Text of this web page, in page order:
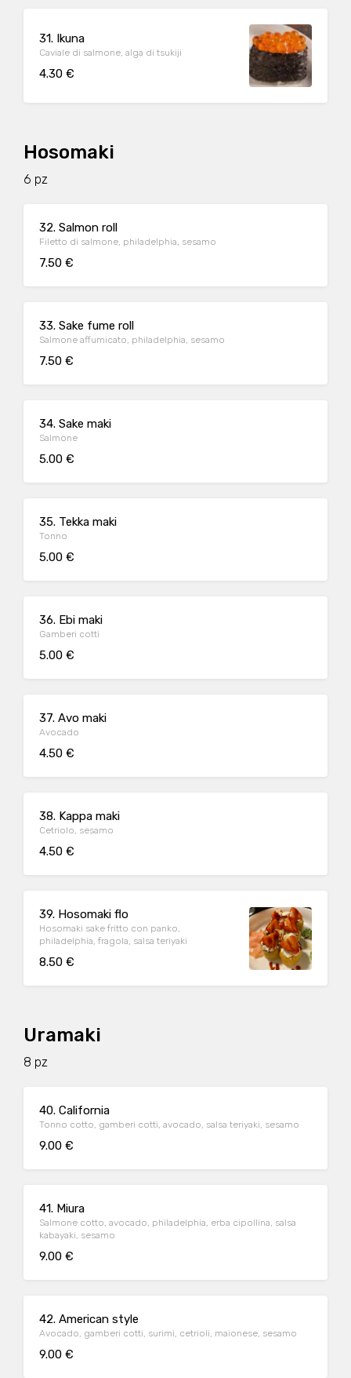
31. Ikuna
Caviale di salmone, alga di tsukiji
4.30 €
Hosomaki
6 pz
32. Salmon roll
Filetto di salmone, philadelphia, sesamo
7.50 €
33. Sake fume roll
Salmone affumicato, philadelphia, sesamo
7.50 €
34. Sake maki
Salmone
5.00 €
35. Tekka maki
Tonno
5.00 €
36. Ebi maki
Gamberi cotti
5.00 €
37. Avo maki
Avocado
4.50 €
38. Kappa maki
Cetriolo, sesamo
4.50 €
39. Hosomaki flo
Hosomaki sake fritto con panko,
philadelphia, fragola, salsa teriyaki
8.50 €
Uramaki
8 pz
40. California
Tonno cotto, gamberi cotti, avocado, salsa teriyaki, sesamo
9.00 €
41. Miura
Salmone cotto, avocado, philadelphia, erba cipollina, salsa
kabayaki, sesamo
9.00 €
42. American style
Avocado, gamberi cotti, surimi, cetrioli, maionese, sesamo
9.00 €